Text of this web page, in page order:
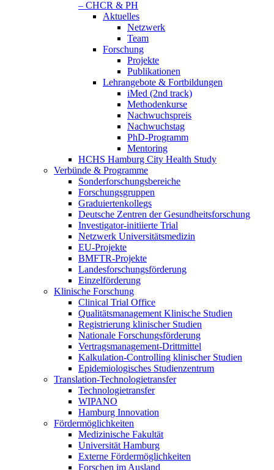
– CHCR & PH
Aktuelles
Netzwerk
Team
Forschung
Projekte
Publikationen
Lehrangebote & Fortbildungen
iMed (2nd track)
Methodenkurse
Nachwuchspreis
Nachwuchstag
PhD-Programm
Mentoring
HCHS Hamburg City Health Study
Verbünde & Programme
Sonderforschungsbereiche
Forschungsgruppen
Graduiertenkollegs
Deutsche Zentren der Gesundheitsforschung
Investigator-initiierte Trial
Netzwerk Universitätsmedizin
EU-Projekte
BMFTR-Projekte
Landesforschungsförderung
Einzelförderung
Klinische Forschung
Clinical Trial Office
Qualitätsmanagement Klinische Studien
Registrierung klinischer Studien
Nationale Forschungsförderung
Vertragsmanagement-Drittmittel
Kalkulation-Controlling klinischer Studien
Epidemiologisches Studienzentrum
Translation-Technologietransfer
Technologietransfer
WIPANO
Hamburg Innovation
Fördermöglichkeiten
Medizinische Fakultät
Universität Hamburg
Externe Fördermöglichkeiten
Forschen im Ausland